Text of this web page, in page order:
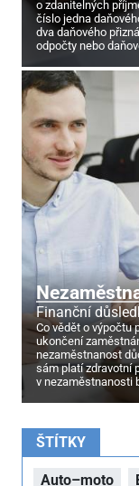
o zdanitelných
číslo jedna
dva daňového
odpočty nebo
Finanční
Co vědět o výpočtu
ukončení
nezaměstnanost
sám platí zdravotní
v nezaměstnanosti
ŠTÍTKY
Auto–moto